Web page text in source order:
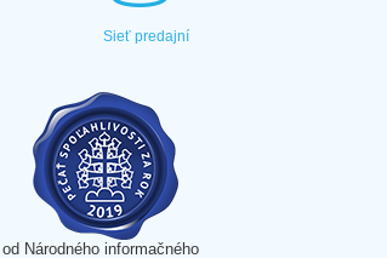
Sieť predajní
od Národného informačného